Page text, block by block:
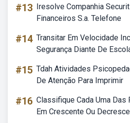
#13 Iresolve Companhia
Financeiros S.a. Telefone
#14 Transitar Em Velocidade
Segurança Diante De
#15 Tdah Atividades
De Atenção Para Imprimir
#16 Classifique Cada Uma Das
Em Crescente Ou